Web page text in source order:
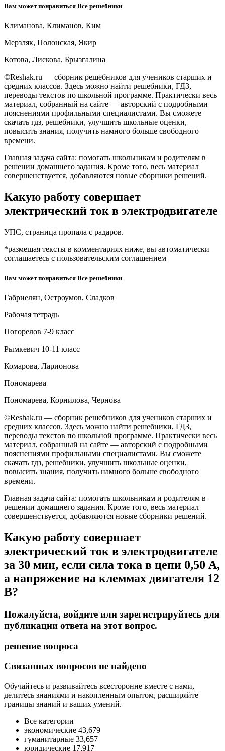
Вам может понравиться Все решебники
Климанова, Климанов, Ким
Мерзляк, Полонская, Якир
Котова, Лискова, Брызгалина
©Reshak.ru — сборник решебников для учеников старших и
средних классов. Здесь можно найти решебники, ГДЗ,
переводы текстов по школьной программе. Практически весь
материал, собранный на сайте — авторский с подробными
пояснениями профильными специалистами. Вы сможете
скачать гдз, решебники, улучшить школьные оценки,
повысить знания, получить намного больше свободного
времени.
Главная задача сайта: помогать школьникам и родителям в
решении домашнего задания. Кроме того, весь материал
совершенствуется, добавляются новые сборники решений.
Какую работу совершает
электрический ток в электродвигателе
УПС, страница пропала с радаров.
*размещая тексты в комментариях ниже, вы автоматически
соглашаетесь с пользовательским соглашением
Вам может понравиться Все решебники
Габриелян, Остроумов, Сладков
Рабочая тетрадь
Погорелов 7-9 класс
Рымкевич 10-11 класс
Комарова, Ларионова
Пономарева
Пономарева, Корнилова, Чернова
©Reshak.ru — сборник решебников для учеников старших и
средних классов. Здесь можно найти решебники, ГДЗ,
переводы текстов по школьной программе. Практически весь
материал, собранный на сайте — авторский с подробными
пояснениями профильными специалистами. Вы сможете
скачать гдз, решебники, улучшить школьные оценки,
повысить знания, получить намного больше свободного
времени.
Главная задача сайта: помогать школьникам и родителям в
решении домашнего задания. Кроме того, весь материал
совершенствуется, добавляются новые сборники решений.
Какую работу совершает
электрический ток в электродвигателе
за 30 мин, если сила тока в цепи 0,50 А,
а напряжение на клеммах двигателя 12
В?
Пожалуйста, войдите или зарегистрируйтесь для
публикации ответа на этот вопрос.
решение вопроса
Связанных вопросов не найдено
Обучайтесь и развивайтесь всесторонне вместе с нами,
делитесь знаниями и накопленным опытом, расширяйте
границы знаний и ваших умений.
Все категории
экономические 43,679
гуманитарные 33,657
юридические 17,917